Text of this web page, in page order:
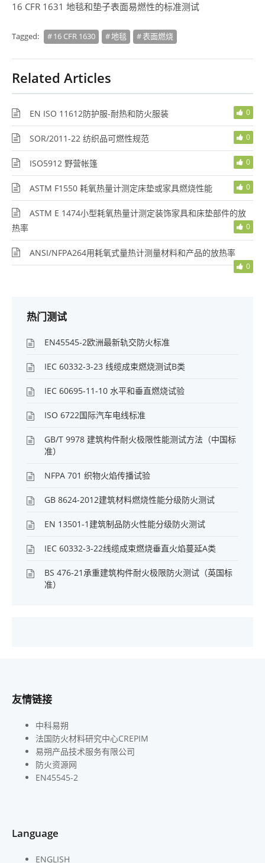
16 CFR 1631 地毯和垫子表面易燃性的标准测试
Tagged: 16 CFR 1630 地毯 表面燃烧
Related Articles
EN ISO 11612防护服-耐热和防火服装 0
SOR/2011-22 纺织品可燃性规范 0
ISO5912 野营帐篷 0
ASTM F1550 耗氧热量计测定床垫或家具燃烧性能 0
ASTM E 1474小型耗氧热量计测定装饰家具和床垫部件的放
热率
0
ANSI/NFPA264用耗氧式量热计测量材料和产品的放热率
0
热门测试
EN45545-2欧洲最新轨交防火标准
IEC 60332-3-23 线缆成束燃烧测试B类
IEC 60695-11-10 水平和垂直燃烧试验
ISO 6722国际汽车电线标准
GB/T 9978 建筑构件耐火极限性能测试方法（中国标
准）
NFPA 701 织物火焰传播试验
GB 8624-2012建筑材料燃烧性能分级防火测试
EN 13501-1建筑制品防火性能分级防火测试
IEC 60332-3-22线缆成束燃烧垂直火焰蔓延A类
BS 476-21承重建筑构件耐火极限防火测试（英国标
准）
友情链接
中科易朔
法国防火材料研究中心CREPIM
易朔产品技术服务有限公司
防火资源网
EN45545-2
Language
ENGLISH